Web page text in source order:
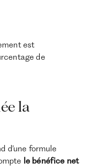
est
de
la
d’une formule
le bénéfice net